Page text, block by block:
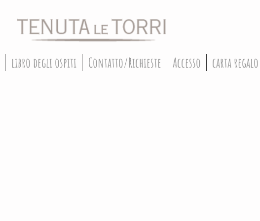
libro degli ospiti Contatto/Richieste Accesso carta regalo